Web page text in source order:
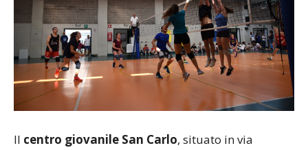
Il centro giovanile San Carlo, situato in via